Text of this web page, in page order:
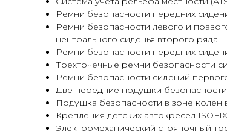
Ремни безопасности передних
Ремни безопасности левого и
центрального сиденья второго ряда
Ремни безопасности передних
Трехточечные ремни безопасности
Ремни безопасности сидений
Две передние подушки
Подушка безопасности в зоне колен
Крепления детских автокресел ISOFIX
Электромеханический стояночный